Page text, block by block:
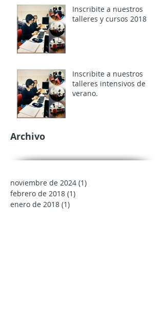
Inscribite a nuestros
talleres y cursos 2018
Inscribite a nuestros
talleres intensivos de
verano.
Archivo
noviembre de 2024 (1)
febrero de 2018 (1)
enero de 2018 (1)